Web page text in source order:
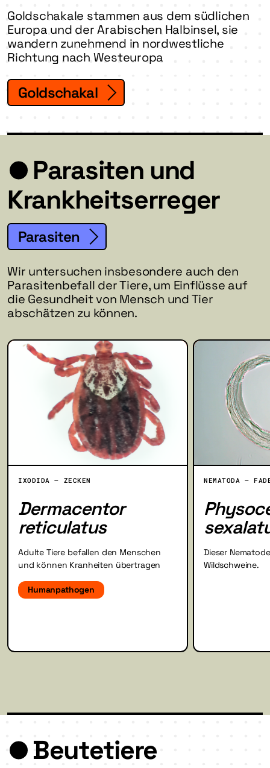
Goldschakale stammen aus dem südlichen
Europa und der Arabischen Halbinsel, sie
wandern zunehmend in nordwestliche
Richtung nach Westeuropa
Goldschakal
Parasiten und
Krankheitserreger
Parasiten
Wir untersuchen insbesondere auch den
Parasitenbefall der Tiere, um Einflüsse auf
die Gesundheit von Mensch und Tier
abschätzen zu können.
IXODIDA – ZECKEN
Dermacentor
reticulatus
Adulte Tiere befallen den Menschen
und können Kranheiten übertragen
Humanpathogen
NEMATODA –
Dieser
Wildschweine.
Beutetiere